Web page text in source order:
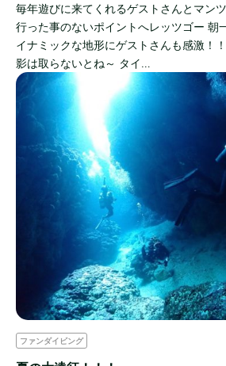
毎年遊びに来てくれるゲストさんとマン
行った事のないポイントへレッツゴー 朝
イナミックな地形にゲストさんも感激！
影は取らないとね～ タイ…
ファンダイビング